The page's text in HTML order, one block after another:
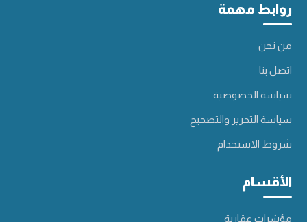
روابط مهمة
من نحن
اتصل بنا
سياسة الخصوصية
سياسة التحرير والتصحيح
شروط الاستخدام
الأقسام
مؤشرات عقارية